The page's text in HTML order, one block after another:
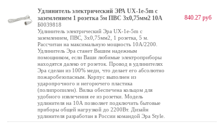
Удлинитель электрический ЭРА UX-1е-5m с
заземлением 1 розетка 5м ПВС 3x0,75мм2 10А
Б0039818
Удлинитель электрический Эра UX-1е-5m с
заземлением, ПВС, 3x0,75мм2, 1 розетка, 5 м.
Рассчитан на максимальную мощность 10А/2200.
Удлинитель Эра станет Вашим надежным
помощником, если Ваши любимые электроприборы
находятся далеко от розеток. Провод в удлинителях
Эра сделан из 100% меди, что делает его абсолютно
пожаробезопасным. Корпус выполнен из
ударопрочного и негорючего пластика
(полипропилен). Вилка обеспечена кольцом для
удобного извлечения ее из розетки. Модель
удлинителя на 10А позволяет подключить бытовые
приборы общей нагрузкой до 2200Вт. Дизайн
удлинителя разработан в России командой Эра Style.
840.27 руб